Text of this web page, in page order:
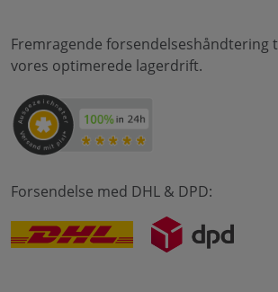
Fremragende forsendelseshåndtering
vores optimerede lagerdrift.
Forsendelse med DHL & DPD: